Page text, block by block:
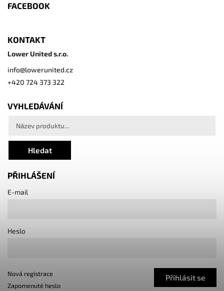
FACEBOOK
KONTAKT
Lower United s.r.o.
info@lowerunited.cz
+420 724 373 322
VYHLEDÁVÁNÍ
Hledat
PŘIHLÁŠENÍ
E-mail
Heslo
Přihlásit se
Nová registrace
Zapomenuté heslo